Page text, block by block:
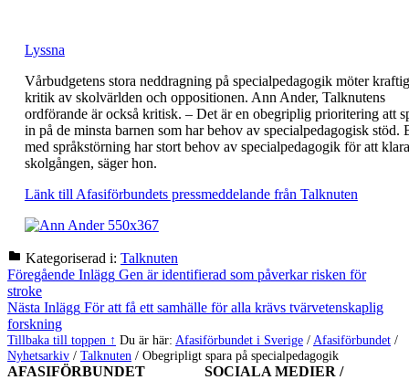
Lyssna
Vårbudgetens stora neddragning på specialpedagogik möter kraftig
kritik av skolvärlden och oppositionen. Ann Ander, Talknutens
ordförande är också kritisk. – Det är en obegriplig prioritering att
in på de minsta barnen som har behov av specialpedagogisk stöd.
med språkstörning har stort behov av specialpedagogik för att
skolgången, säger hon.
Länk till Afasiförbundets pressmeddelande från Talknuten
Kategoriserad i: Talknuten
Hoppa
tillbaka
till
huvudnavigeringen
Inläggsnavigering
Föregående Inlägg Gen är identifierad som påverkar risken för
stroke
Nästa Inlägg För att få ett samhälle för alla krävs tvärvetenskaplig
forskning
Tillbaka till toppen ↑ Du är här: Afasiförbundet i Sverige / Afasiförbundet /
Nyhetsarkiv / Talknuten / Obegripligt spara på specialpedagogik
AFASIFÖRBUNDET
SOCIALA MEDIER /